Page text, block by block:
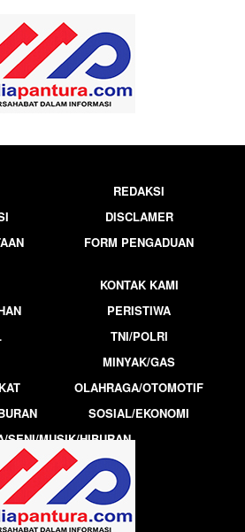
REDAKSI
DISCLAMER
FORM PENGADUAN
KONTAK KAMI
PERISTIWA
TNI/POLRI
MINYAK/GAS
OLAHRAGA/OTOMOTIF
SOSIAL/EKONOMI
SENI/MUSIK/HIBURAN